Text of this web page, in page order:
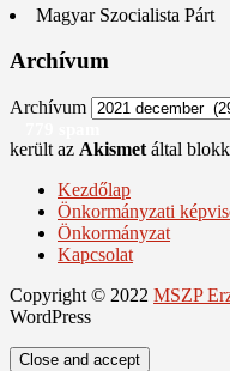
Magyar Szocialista Párt
Archívum
Archívum
került az Akismet által
Kezdőlap
Önkormányzati
Önkormányzat
Kapcsolat
Copyright © 2022 MSZP
WordPress